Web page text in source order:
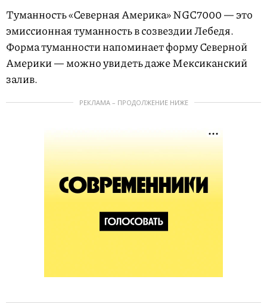
Туманность «Северная Америка» NGC7000 — это
эмиссионная туманность в созвездии Лебедя.
Форма туманности напоминает форму Северной
Америки — можно увидеть даже Мексиканский
залив.
РЕКЛАМА – ПРОДОЛЖЕНИЕ НИЖЕ